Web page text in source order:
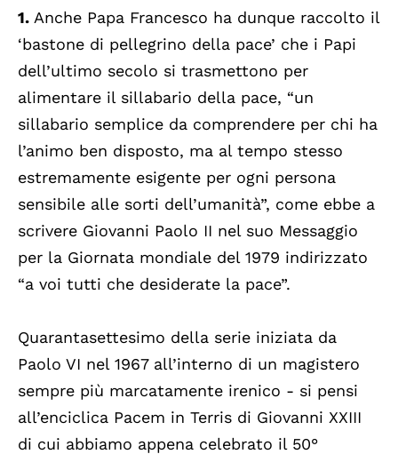
1. Anche Papa Francesco ha dunque raccolto il
‘bastone di pellegrino della pace’ che i Papi
dell’ultimo secolo si trasmettono per
alimentare il sillabario della pace, “un
sillabario semplice da comprendere per chi ha
l’animo ben disposto, ma al tempo stesso
estremamente esigente per ogni persona
sensibile alle sorti dell’umanità”, come ebbe a
scrivere Giovanni Paolo II nel suo Messaggio
per la Giornata mondiale del 1979 indirizzato
“a voi tutti che desiderate la pace”.
Quarantasettesimo della serie iniziata da
Paolo VI nel 1967 all’interno di un magistero
sempre più marcatamente irenico - si pensi
all’enciclica Pacem in Terris di Giovanni XXIII
di cui abbiamo appena celebrato il 50°